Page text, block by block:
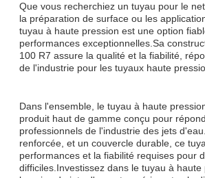
Que vous recherchiez un tuyau pour le
la préparation de surface ou les
tuyau à haute pression est une option
performances exceptionnelles.Sa
100 R7 assure la qualité et la fiabilité,
de l'industrie pour les tuyaux haute
Dans l'ensemble, le tuyau à haute
produit haut de gamme conçu pour
professionnels de l'industrie des jets
renforcée, et un couvercle durable, ce
performances et la fiabilité requises pour
difficiles.Investissez dans le tuyau à